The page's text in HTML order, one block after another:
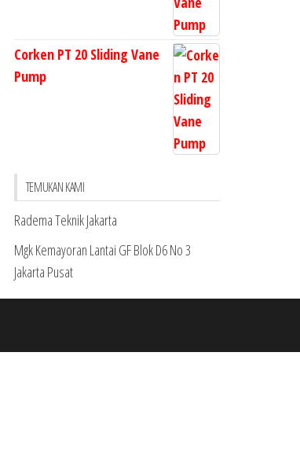
Corken PT 20 Sliding Vane
Pump
TEMUKAN KAMI
Radema Teknik Jakarta
Mgk Kemayoran Lantai GF Blok D6 No 3
Jakarta Pusat